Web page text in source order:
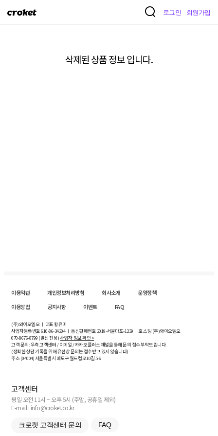
크
로그인 회원가입
삭제된 상품 정보 입니다.
이용약관 개인정보처리방침 회사소개
운영정책
이용방법
공지사항 이벤트 FAQ
(주)와이오엘오 ㅣ 대표 황유미
사업자등록번호610-86-34204ㅣ 통신판매번호 2019-서울마포-1239 ㅣ 호스팅 (주)와이오엘오
070-8676-8799 (발신 전용)사업자 정보 확인 >
고객 문의: 우측 고객센터 / 이메일 / 카카오플러스 채널을 통해 문의 접수 부탁드립니다.
(정확한 상담 기록을 위해 유선상 문의는 접수받고 있지 않습니다)
주소 [04004] 서울특별시 마포구 월드컵로10길5-6
고객센터
평일 오전 11시 ~ 오후 5시 (주말, 공휴일 제외)
E-mail : info@croket.co.kr
크로켓 고객센터 문의 FAQ